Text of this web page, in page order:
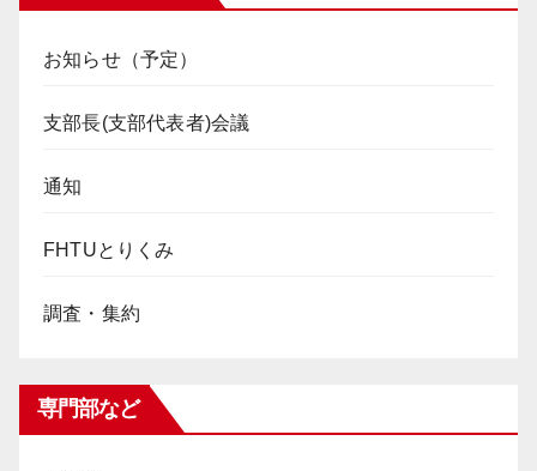
お知らせ（予定）
支部長(支部代表者)会議
通知
FHTUとりくみ
調査・集約
専門部など